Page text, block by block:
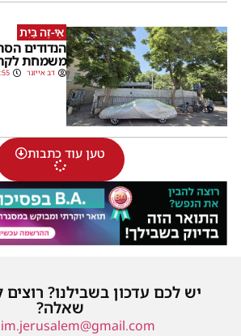
אֵי-זֶה בַּיִת
הנדודים
משמחת
דב אייזנר
טען עוד כתבות
יש לכם עדכון בשבילנו?
שאלה?